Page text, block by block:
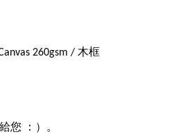
260gsm / 木框
您 ：）。